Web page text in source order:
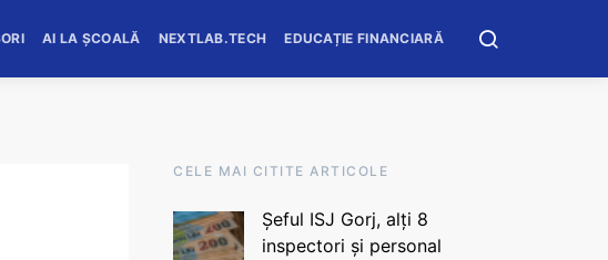
AI LA ȘCOALĂ NEXTLAB.TECH EDUCAȚIE FINANCIARĂ
CELE MAI CITITE ARTICOLE
Șeful ISJ Gorj, alți 8
inspectori și personal